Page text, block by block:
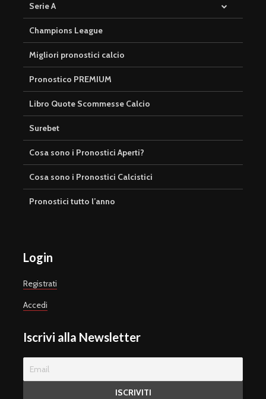
Serie A
Champions League
Migliori pronostici calcio
Pronostico PREMIUM
Libro Quote Scommesse Calcio
Surebet
Cosa sono i Pronostici Aperti?
Cosa sono i Pronostici Calcistici
Pronostici tutto l’anno
Login
Registrati
Accedi
Iscrivi alla Newsletter